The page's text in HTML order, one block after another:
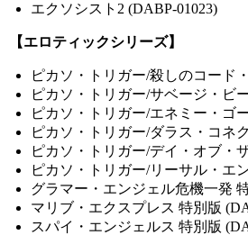
エクソシスト2 (DABP-01023)
【エロティックシリーズ】
ピカソ・トリガー/殺しのコード
ピカソ・トリガー/サベージ・ビ
ピカソ・トリガー/エネミー・ゴ
ピカソ・トリガー/ダラス・コネ
ピカソ・トリガー/デイ・オブ・
ピカソ・トリガー/リーサル・エ
グラマー・エンジェル危機一発
マリブ・エクスプレス 特別版
スパイ・エンジェルス 特別版